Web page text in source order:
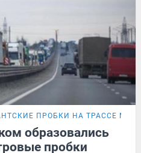
ПРОБКИ НА ТРАССЕ М-4
образовались
пробки